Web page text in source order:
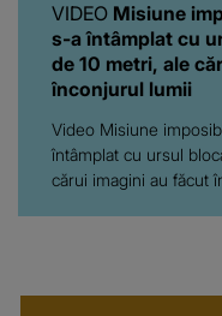
VIDEO Misiune
s-a întâmplat cu
de 10 metri, ale
înconjurul lumii
Video Misiune
întâmplat cu ursul
cărui imagini au făcut